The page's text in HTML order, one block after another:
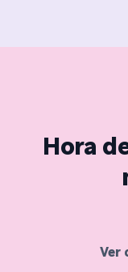
Hora
Ver